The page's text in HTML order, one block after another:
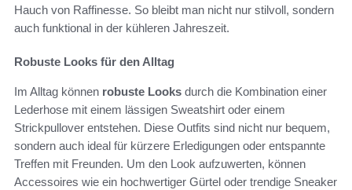
Hauch von Raffinesse. So bleibt man nicht nur stilvoll, sondern
auch funktional in der kühleren Jahreszeit.
Robuste Looks für den Alltag
Im Alltag können robuste Looks durch die Kombination einer
Lederhose mit einem lässigen Sweatshirt oder einem
Strickpullover entstehen. Diese Outfits sind nicht nur bequem,
sondern auch ideal für kürzere Erledigungen oder entspannte
Treffen mit Freunden. Um den Look aufzuwerten, können
Accessoires wie ein hochwertiger Gürtel oder trendige Sneaker